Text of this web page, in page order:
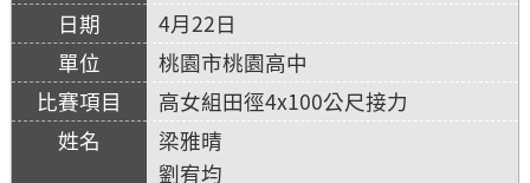
4月22日
桃園市桃園高中
高女組田徑4x100公尺接力
梁雅晴
劉宥均